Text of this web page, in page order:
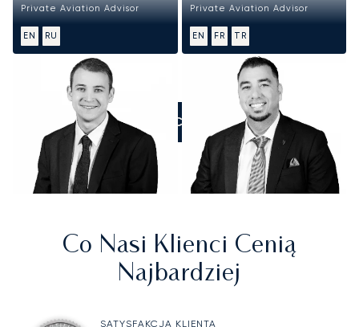
Private Aviation Advisor
EN RU
Private Aviation Advisor
EN FR TR
ZADZWOŃCIE DO NAS
Co Nasi Klienci Cenią
Najbardziej
SATYSFAKCJA KLIENTA